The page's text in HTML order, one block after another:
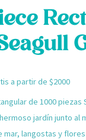
a partir de $2000
de 1000 piezas
jardín junto al
mar, langostas y